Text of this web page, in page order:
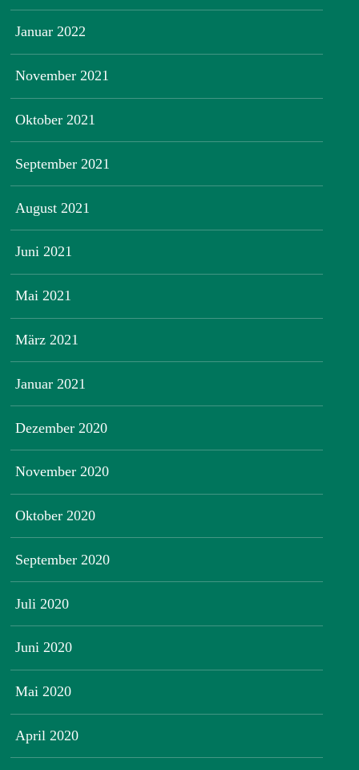
Januar 2022
November 2021
Oktober 2021
September 2021
August 2021
Juni 2021
Mai 2021
März 2021
Januar 2021
Dezember 2020
November 2020
Oktober 2020
September 2020
Juli 2020
Juni 2020
Mai 2020
April 2020